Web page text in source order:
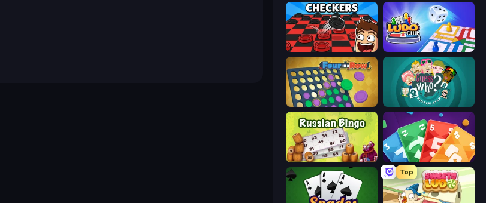
Damas Ludo Club
Four in a Row ¿Quién es Quién?
Russian Bingo Foono Online Multiplayer
Top